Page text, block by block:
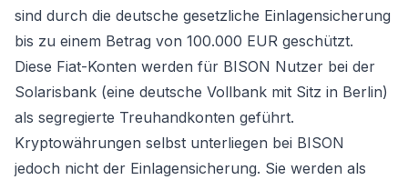
sind durch die deutsche gesetzliche Einlagensicherung
bis zu einem Betrag von 100.000 EUR geschützt.
Diese Fiat-Konten werden für BISON Nutzer bei der
Solarisbank (eine deutsche Vollbank mit Sitz in Berlin)
als segregierte Treuhandkonten geführt.
Kryptowährungen selbst unterliegen bei BISON
jedoch nicht der Einlagensicherung. Sie werden als